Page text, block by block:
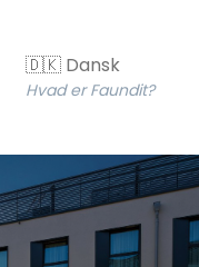
🇩🇰 Dansk
Hvad er Faundit?